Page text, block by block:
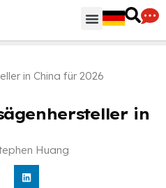
in China für 2026
in
Huang